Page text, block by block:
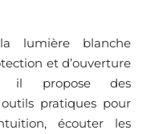
lumière blanche
et d’ouverture
il propose des
pratiques pour
écouter les